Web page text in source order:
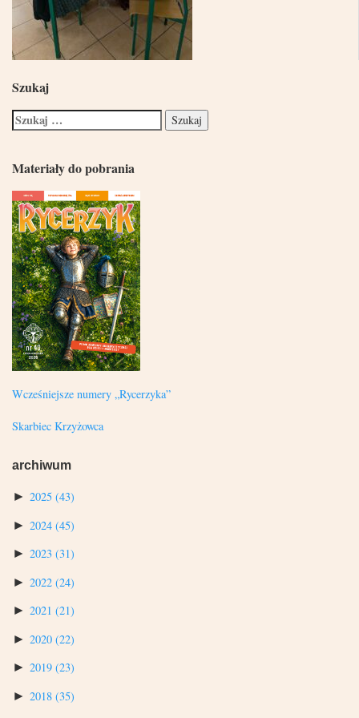
Szukaj
Materiały do pobrania
Wcześniejsze numery „Rycerzyka”
Skarbiec Krzyżowca
archiwum
► 2025 (43)
► 2024 (45)
► 2023 (31)
► 2022 (24)
► 2021 (21)
► 2020 (22)
► 2019 (23)
► 2018 (35)